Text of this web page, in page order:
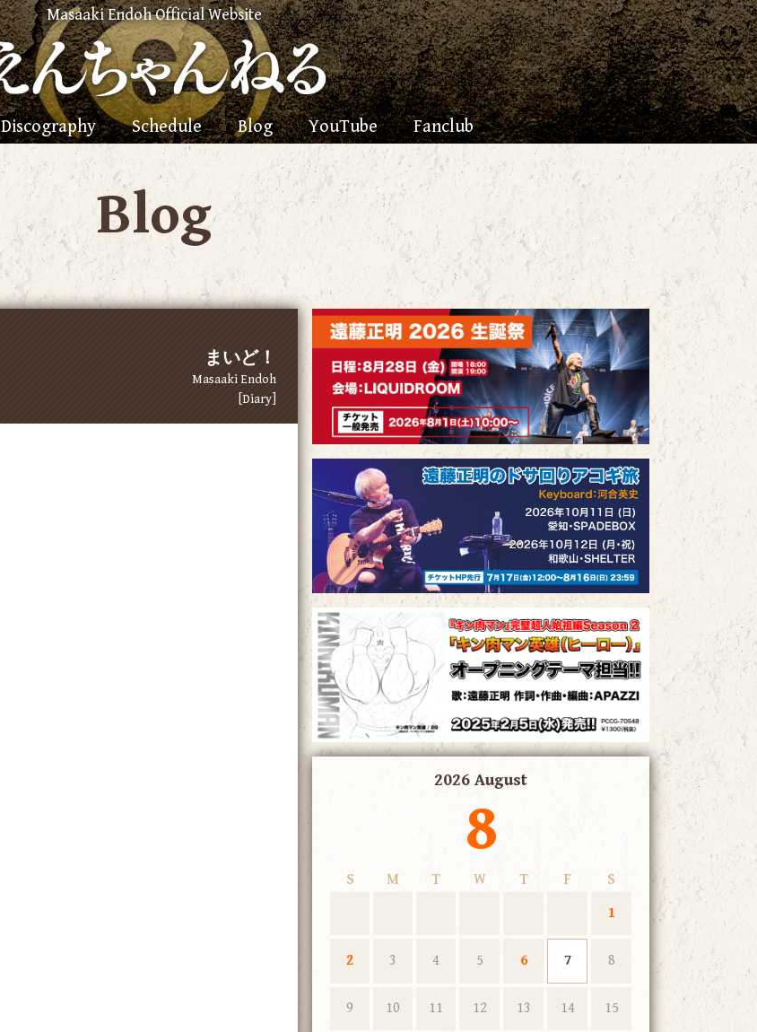
Masaaki Endoh Official Website
Discography Schedule Blog YouTube Fanclub
Blog
まいど！
Masaaki Endoh
[Diary]
2026 August
8
S M T W T F
S
1
2 3 4 5 6 7 8
9 10 11 12 13 14 15